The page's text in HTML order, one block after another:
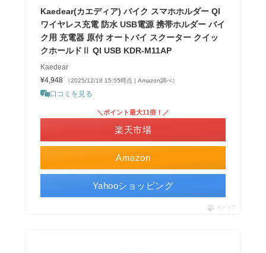
Kaedear(カエディア) バイク スマホホルダー QI
ワイヤレス充電 防水 USB電源 携帯ホルダー バイ
ク用 充電器 原付 オートバイ スクーター クイッ
クホールドⅡ QI USB KDR-M11AP
Kaedear
¥4,948
（2025/12/18 15:55時点 | Amazon調べ）
口コミを見る
Amazon
＼ポイント最大11倍！／
楽天市場
Yahooショッピング
ポチップ